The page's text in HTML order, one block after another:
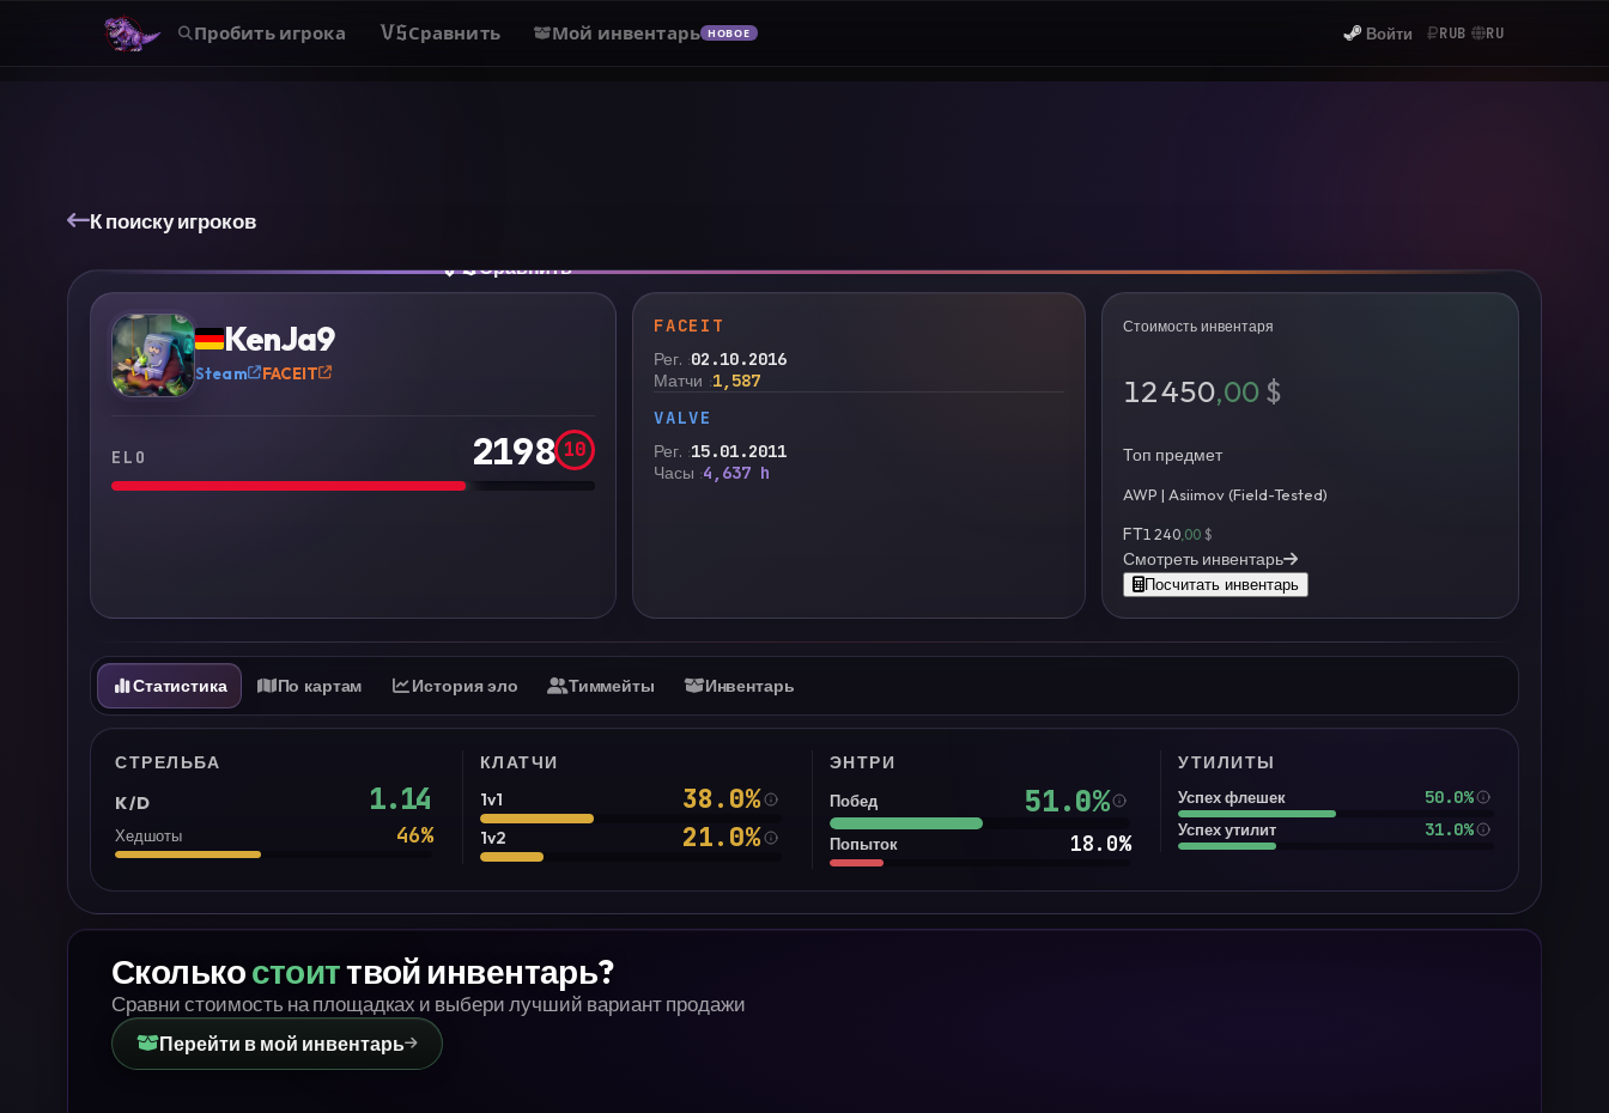
Пробить игрока VSСравнить Мой инвентарь НОВОЕ Войти RUB RU
К поиску игроков
VSСравнить
? KenJa9
Steam FACEIT
ELO 2198 10
FACEIT
Рег. 02.10.2016
Матчи 1,587
VALVE
Рег. 15.01.2011
Часы 4,637 h
Стоимость инвентаря
12 450,00$
Топ предмет
AWP | Asiimov (Field-Tested)
FT1 240 ,00 $
Смотреть инвентарь
Посчитать инвентарь
Статистика По картам История эло Тиммейты Инвентарь
СТРЕЛЬБА
K/D
1.14
Хедшоты 46%
КЛАТЧИ
1v1
38.0%
1v2 21.0%
ЭНТРИ
Побед 51.0%
Попыток 18.0%
УТИЛИТЫ
Успех флешек 50.0%
Успех утилит 31.0%
Сколькостоиттвой инвентарь?
Сравни стоимость на площадках и выбери лучший вариант продажи
Перейти в мой инвентарь